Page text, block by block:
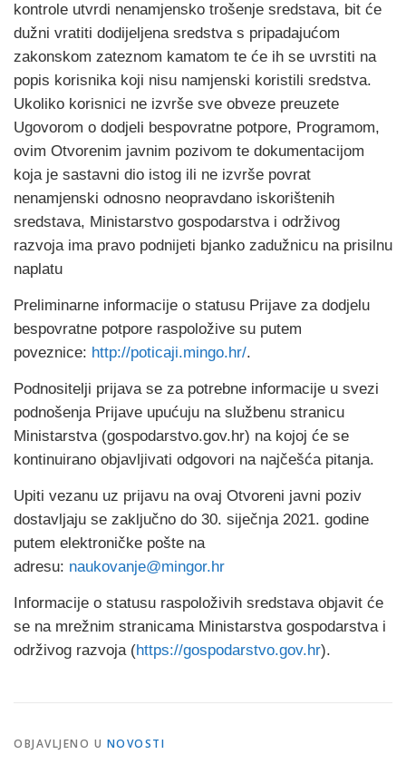
kontrole utvrdi nenamjensko trošenje sredstava, bit će
dužni vratiti dodijeljena sredstva s pripadajućom
zakonskom zateznom kamatom te će ih se uvrstiti na
popis korisnika koji nisu namjenski koristili sredstva.
Ukoliko korisnici ne izvrše sve obveze preuzete
Ugovorom o dodjeli bespovratne potpore, Programom,
ovim Otvorenim javnim pozivom te dokumentacijom
koja je sastavni dio istog ili ne izvrše povrat
nenamjenski odnosno neopravdano iskorištenih
sredstava, Ministarstvo gospodarstva i održivog
razvoja ima pravo podnijeti bjanko zadužnicu na prisilnu
naplatu
Preliminarne informacije o statusu Prijave za dodjelu
bespovratne potpore raspoložive su putem
poveznice: http://poticaji.mingo.hr/.
Podnositelji prijava se za potrebne informacije u svezi
podnošenja Prijave upućuju na službenu stranicu
Ministarstva (gospodarstvo.gov.hr) na kojoj će se
kontinuirano objavljivati odgovori na najčešća pitanja.
Upiti vezanu uz prijavu na ovaj Otvoreni javni poziv
dostavljaju se zaključno do 30. siječnja 2021. godine
putem elektroničke pošte na
adresu: naukovanje@mingor.hr
Informacije o statusu raspoloživih sredstava objavit će
se na mrežnim stranicama Ministarstva gospodarstva i
održivog razvoja (https://gospodarstvo.gov.hr).
OBJAVLJENO U NOVOSTI